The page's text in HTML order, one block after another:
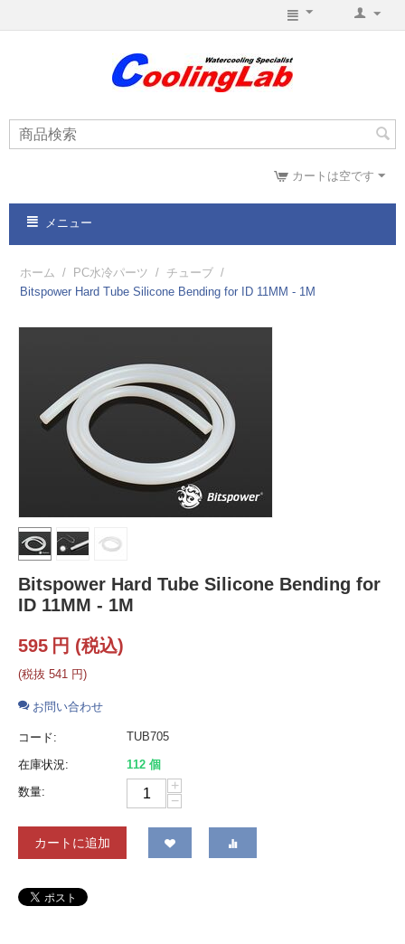
カートは空です
メニュー
ホーム / PC水冷パーツ / チューブ /
Bitspower Hard Tube Silicone Bending for ID 11MM - 1M
Bitspower Hard Tube Silicone Bending for
ID 11MM - 1M
595 円 (税込)
(税抜 541 円)
お問い合わせ
コード: TUB705
在庫状況:
112 個
数量:
+
−
カートに追加